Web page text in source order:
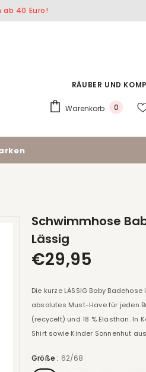
ab 40 Euro!
RÄUBER UND
Warenkorb 0
Schwimmhose
Lässig
€29,95
Die kurze LÄSSIG Baby
absolutes Must-Have für jeden
(recycelt) und 18 % Elasthan. In
Shirt sowie Kinder Sonnenhut
Größe: 62/68